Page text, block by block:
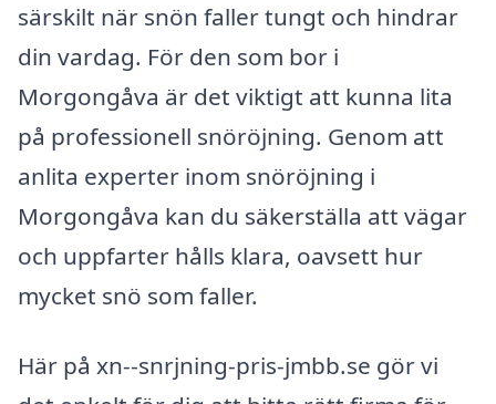
särskilt när snön faller tungt och hindrar
din vardag. För den som bor i
Morgongåva är det viktigt att kunna lita
på professionell snöröjning. Genom att
anlita experter inom snöröjning i
Morgongåva kan du säkerställa att vägar
och uppfarter hålls klara, oavsett hur
mycket snö som faller.
Här på xn--snrjning-pris-jmbb.se gör vi